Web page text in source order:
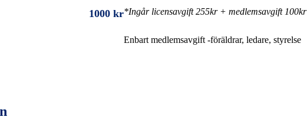
1000 kr*Ingår licensavgift 255kr + medlemsavgift 100kr
Enbart medlemsavgift -föräldrar, ledare, styrelse